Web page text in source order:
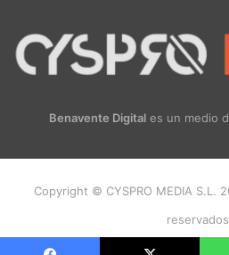
Benavente Digital es un medio
Copyright © CYSPRO MEDIA S.L.